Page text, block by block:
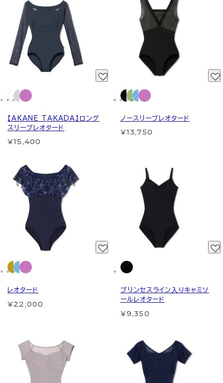
【AKANE TAKADA】ロング
スリーブレオタード
¥15,400
ノースリーブレオタード
¥13,750
レオタード
¥22,000
プリンセスライン入りキャミソ
ールレオタード
¥9,350